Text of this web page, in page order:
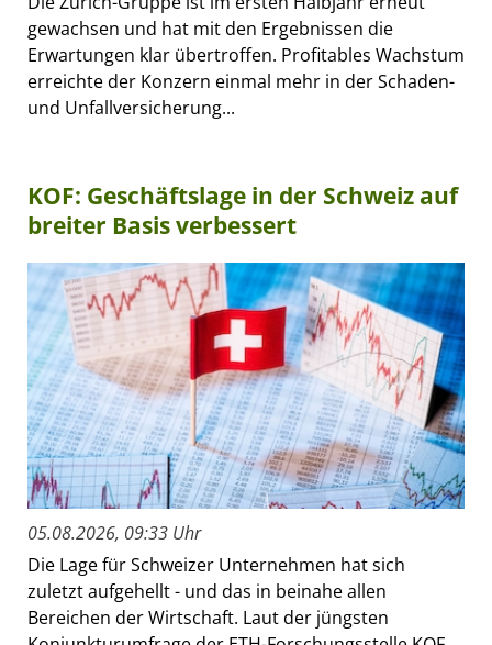
gewachsen und hat mit den Ergebnissen die
Erwartungen klar übertroffen. Profitables Wachstum
erreichte der Konzern einmal mehr in der Schaden-
und Unfallversicherung...
KOF: Geschäftslage in der Schweiz auf
breiter Basis verbessert
05.08.2026, 09:33 Uhr
Die Lage für Schweizer Unternehmen hat sich
zuletzt aufgehellt - und das in beinahe allen
Bereichen der Wirtschaft. Laut der jüngsten